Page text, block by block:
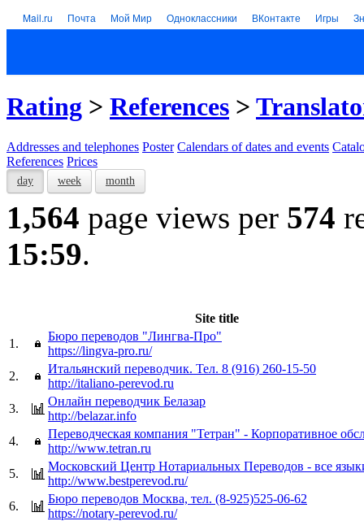
Mail.ru Почта Мой Мир Одноклассники ВКонтакте Игры
Rating > References >
Addresses and telephones Poster Calendars of dates and events
References Prices
day week month
1,564 page views per 574
15:59.
Site title
1.
Бюро переводов "Лингва-Про"
https://lingva-pro.ru/
2.
Итальянский переводчик. Тел. 8 (916) 260-15-50
http://italiano-perevod.ru
3.
Онлайн переводчик Белазар
http://belazar.info
4.
Переводческая компания "Тетран" - Корпоративное
http://www.tetran.ru
5.
Московский Центр Нотариальных Переводов - все
http://www.bestperevod.ru/
6.
Бюро переводов Москва, тел. (8-925)525-06-62
https://notary-perevod.ru/